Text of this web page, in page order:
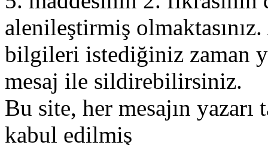
alenileştirmiş
bilgileri istediğiniz zaman
mesaj ile sildirebilirsiniz.
Bu site, her mesajın
kabul edilmiş